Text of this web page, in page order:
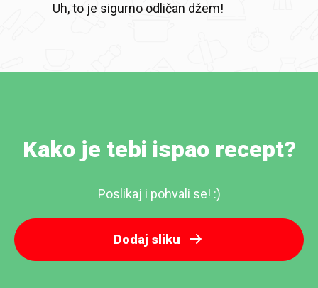
Uh, to je sigurno odličan džem!
Kako je tebi ispao recept?
Poslikaj i pohvali se! :)
Dodaj sliku